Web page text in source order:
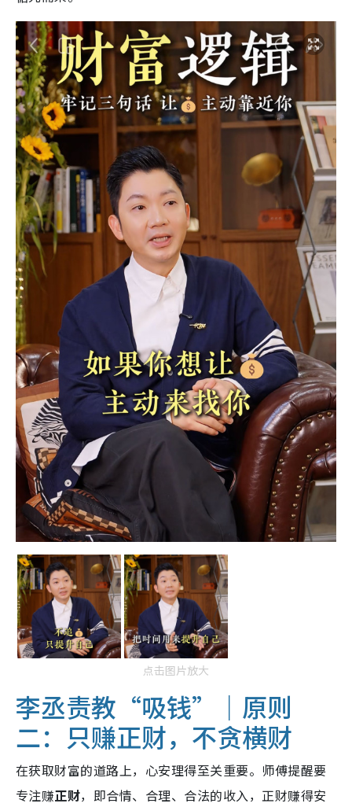
点击图片放大
李丞责教“吸钱”｜ 原则
二：只赚正财，不贪横财
在获取财富的道路上，心安理得至关重要。师傅提醒要
专注赚正财，即合情、合理、合法的收入，正财赚得安